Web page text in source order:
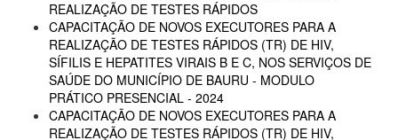
REALIZAÇÃO DE TESTES RÁPIDOS
CAPACITAÇÃO DE NOVOS EXECUTORES PARA A
REALIZAÇÃO DE TESTES RÁPIDOS (TR) DE HIV,
SÍFILIS E HEPATITES VIRAIS B E C, NOS SERVIÇOS DE
SAÚDE DO MUNICÍPIO DE BAURU - MODULO
PRÁTICO PRESENCIAL - 2024
CAPACITAÇÃO DE NOVOS EXECUTORES PARA A
REALIZAÇÃO DE TESTES RÁPIDOS (TR) DE HIV,